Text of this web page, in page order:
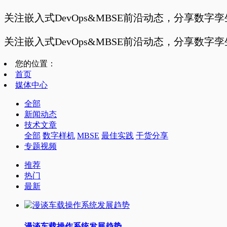
关注嵌入式DevOps&MBSE前沿动态，分享数字
关注嵌入式DevOps&MBSE前沿动态，分享数字
您的位置：
首页
媒体中心
全部
新闻动态
技术文章
全部 数字样机 MBSE 最佳实践 干货分享
专题视频
推荐
热门
最新